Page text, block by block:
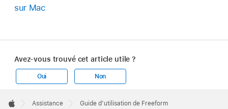
sur Mac
Avez-vous trouvé cet article utile ?
Oui Non
Footer

Assistance Guide d’utilisation de Freeform